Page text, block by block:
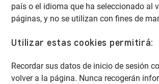
país o el idioma que ha seleccionado al
páginas, y no se utilizan con fines de
Utilizar estas cookies permitirá:
Recordar sus datos de inicio de sesión
volver a la página. Nunca recogerán